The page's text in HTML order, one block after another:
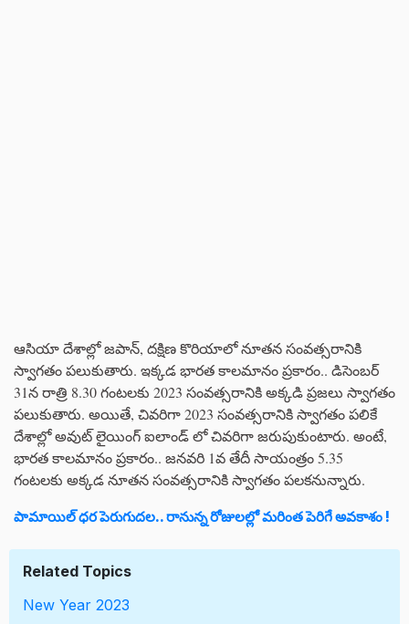
ఆసియా దేశాల్లో జపాన్, దక్షిణ కొరియాలో నూతన సంవత్సరానికి
స్వాగతం పలుకుతారు. ఇక్కడ భారత కాలమానం ప్రకారం.. డిసెంబర్
31న రాత్రి 8.30 గంటలకు 2023 సంవత్సరానికి అక్కడి ప్రజలు స్వాగతం
పలుకుతారు. అయితే, చివరిగా 2023 సంవత్సరానికి స్వాగతం పలికే
దేశాల్లో అవుట్ లైయింగ్ ఐలాండ్ లో చివరిగా జరుపుకుంటారు. అంటే,
భారత కాలమానం ప్రకారం.. జనవరి 1వ తేదీ సాయంత్రం 5.35
గంటలకు అక్కడ నూతన సంవత్సరానికి స్వాగతం పలకనున్నారు.
పామాయిల్ ధర పెరుగుదల.. రానున్న రోజులల్లో మరింత పెరిగే అవకాశం !
Related Topics
New Year 2023